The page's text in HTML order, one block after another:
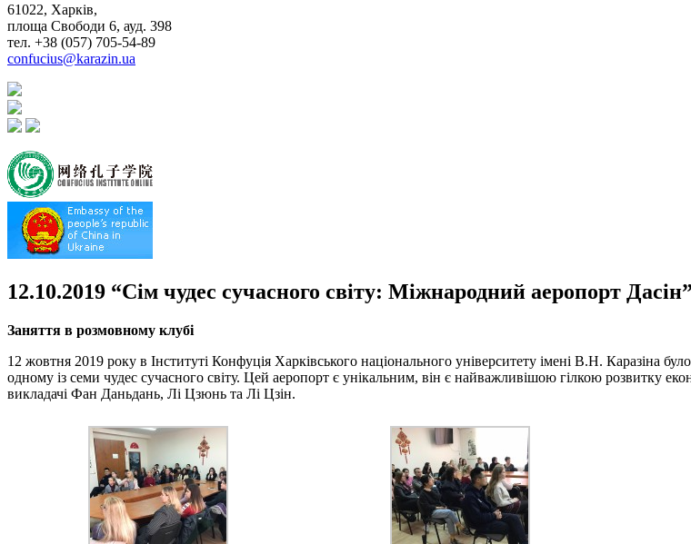
61022, Харків,
площа Свободи 6, ауд. 398
тел. +38 (057) 705-54-89
confucius@karazin.ua
12.10.2019 “Сім чудес сучасного світу: Міжнародний аеропорт Дасін”
Заняття в розмовному клубі
12 жовтня 2019 року в Інституті Конфуція Харківського національного університету імені В.Н. Каразіна
одному із семи чудес сучасного світу. Цей аеропорт є унікальним, він є найважливішою гілкою розвитку
викладачі Фан Даньдань, Лі Цзюнь та Лі Цзін.